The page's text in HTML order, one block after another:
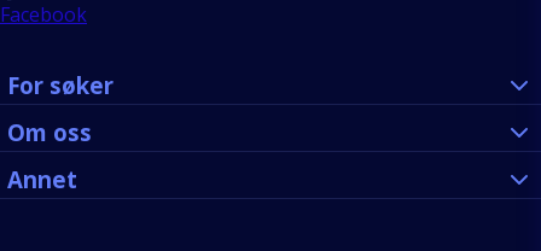
Facebook
For søker
Om oss
Annet